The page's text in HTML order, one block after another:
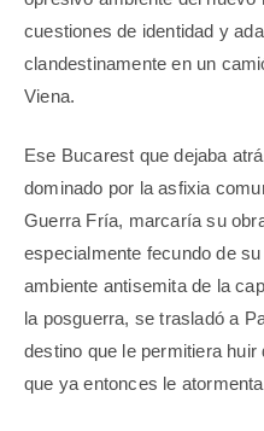
cuestiones de identidad y
clandestinamente en un
Viena.
Ese Bucarest que dejaba
dominado por la asfixia
Guerra Fría, marcaría su
especialmente fecundo de
ambiente antisemita de la
la posguerra, se trasladó a
destino que le permitiera
que ya entonces le